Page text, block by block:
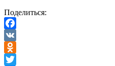
Поделиться:
Facebook
VK
Odnoklassniki